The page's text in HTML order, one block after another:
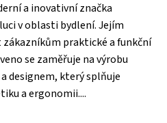
a inovativní značka
v oblasti bydlení. Jejím
praktické a funkční
se zaměřuje na výrobu
designem, který splňuje
a ergonomii....